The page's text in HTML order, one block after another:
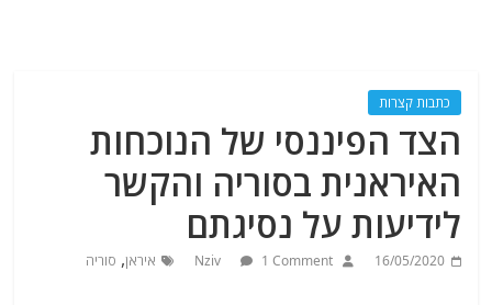
כתבות קצרות
הצד הפיננסי של הנוכחות
האיראנית בסוריה והקשר
לידיעות על נסיגתם
16/05/2020
Nziv 1 Comment איראן, סוריה